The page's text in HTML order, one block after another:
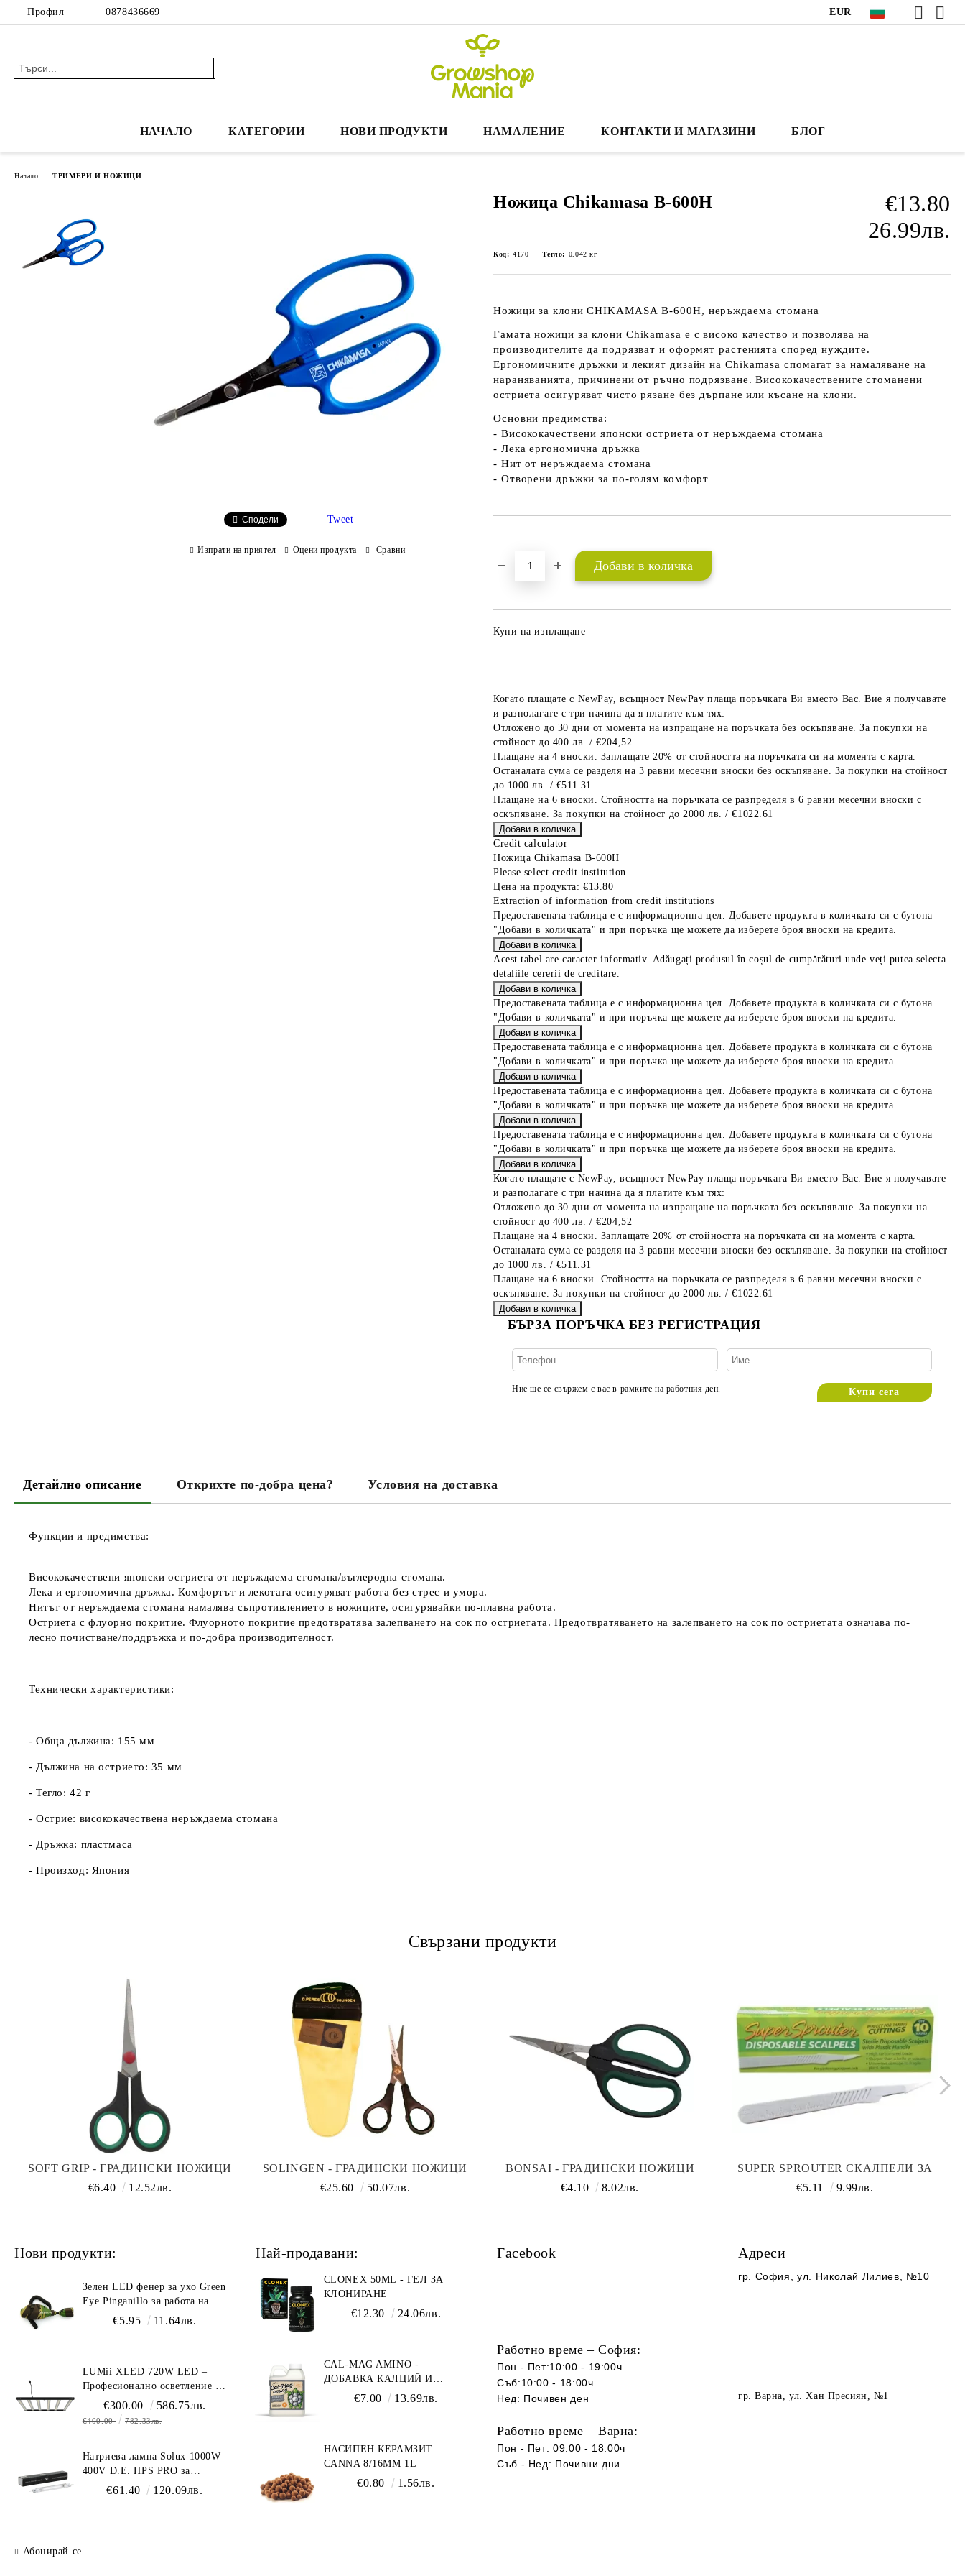
Профил 0878436669 EUR
НАЧАЛО КАТЕГОРИИ НОВИ ПРОДУКТИ НАМАЛЕНИЕ КОНТАКТИ И МАГАЗИНИ БЛОГ
Начало ТРИМЕРИ И НОЖИЦИ
Ножица Chikamasa B-600H
€13.80
26.99лв.
Код: 4170 Тегло: 0.042 кг
Ножици за клониCHIKAMASA B-600H​, неръждаема стомана
Гамата ножици за клони Chikamasa е с високо качество и позволява на
производителите да подрязват и оформят растенията според нуждите.
Ергономичните дръжки и лекият дизайн на Chikamasaспомагат за намаляване на
нараняванията, причинени от ръчно подрязване. Висококачествените стоманени
остриета осигуряват чисто рязане без дърпане или късане на клони.
Основни предимства:
- Висококачествени японски остриета от неръждаема стомана
- Лека ергономична дръжка
- Нит от неръждаема стомана
- Отворени дръжки за по-голям комфорт
Купи на изплащане
Когато плащате с NewPay, всъщност NewPay плаща поръчката Ви вместо Вас. Вие я получавате
и разполагате с три начина да я платите към тях:
Отложено до 30 дни от момента на изпращане на поръчката без оскъпяване. За покупки на
стойност до 400 лв. / €204,52
Плащане на 4 вноски. Заплащате 20% от стойността на поръчката си на момента с карта.
Останалата сума се разделя на 3 равни месечни вноски без оскъпяване. За покупки на стойност
до 1000 лв. / €511.31
Плащане на 6 вноски. Стойността на поръчката се разпределя в 6 равни месечни вноски с
оскъпяване. За покупки на стойност до 2000 лв. / €1022.61
Credit calculator
Ножица Chikamasa B-600H
Please select credit institution
Цена на продукта: €13.80
Extraction of information from credit institutions
Предоставената таблица е с информационна цел. Добавете продукта в количката си с бутона
"Добави в количката" и при поръчка ще можете да изберете броя вноски на кредита.
Acest tabel are caracter informativ. Adăugați produsul în coșul de cumpărături unde veți putea selecta
detaliile cererii de creditare.
Предоставената таблица е с информационна цел. Добавете продукта в количката си с бутона
"Добави в количката" и при поръчка ще можете да изберете броя вноски на кредита.
Предоставената таблица е с информационна цел. Добавете продукта в количката си с бутона
"Добави в количката" и при поръчка ще можете да изберете броя вноски на кредита.
Предоставената таблица е с информационна цел. Добавете продукта в количката си с бутона
"Добави в количката" и при поръчка ще можете да изберете броя вноски на кредита.
Предоставената таблица е с информационна цел. Добавете продукта в количката си с бутона
"Добави в количката" и при поръчка ще можете да изберете броя вноски на кредита.
Когато плащате с NewPay, всъщност NewPay плаща поръчката Ви вместо Вас. Вие я получавате
и разполагате с три начина да я платите към тях:
Отложено до 30 дни от момента на изпращане на поръчката без оскъпяване. За покупки на
стойност до 400 лв. / €204,52
Плащане на 4 вноски. Заплащате 20% от стойността на поръчката си на момента с карта.
Останалата сума се разделя на 3 равни месечни вноски без оскъпяване. За покупки на стойност
до 1000 лв. / €511.31
Плащане на 6 вноски. Стойността на поръчката се разпределя в 6 равни месечни вноски с
оскъпяване. За покупки на стойност до 2000 лв. / €1022.61
БЪРЗА ПОРЪЧКА БЕЗ РЕГИСТРАЦИЯ
Ние ще се свържем с вас в рамките на работния ден.
Сподели Tweet
Изпрати на приятел Оцени продукта Сравни
Детайлно описание Открихте по-добра цена? Условия на доставка
Функции и предимства:
Висококачествени японски остриета от неръждаема стомана/въглеродна стомана.
Лека и ергономична дръжка. Комфортът и лекотата осигуряват работа без стрес и умора.
Нитът от неръждаема стомана намалява съпротивлението в ножиците, осигурявайки по-плавна работа.
Остриета с флуорно покритие. Флуорното покритие предотвратява залепването на сок по остриетата. Предотвратяването на залепването на сок по остриетата означава по-
лесно почистване/поддръжка и по-добра производителност.
Технически характеристики:
- Обща дължина: 155 мм
- Дължина на острието: 35 мм
- Тегло: 42 г
- Острие: висококачествена неръждаема стомана
- Дръжка: пластмаса
- Произход: Япония
Свързани продукти
SOFT GRIP - ГРАДИНСКИ НОЖИЦИ
€6.40
12.52лв.
SOLINGEN - ГРАДИНСКИ НОЖИЦИ
€25.60
50.07лв.
BONSAI - ГРАДИНСКИ НОЖИЦИ
15СМ
€4.10 8.02лв.
SUPER SPROUTER СКАЛПЕЛИ ЗА
ЕДНОКРАТНА УПОТРЕБА (10БР) - ЗА
€5.11 9.99лв.
Нови продукти:
Зелен LED фенер за ухо Green
Eye Pinganillo за работа на
тъмно в гроурум
€5.95 11.64лв.
LUMii XLED 720W LED –
Професионално осветление с
пълен спектър (1700 µmol/s)
€300.00 586.75лв.
€400.00 782.33лв.
Натриева лампа Solux 1000W
400V D.E. HPS PRO за
професионално осветление
€61.40 120.09лв.
Абонирай се
Най-продавани:
CLONEX 50ML - ГЕЛ ЗА
КЛОНИРАНЕ
€12.30 24.06лв.
CAL-MAG AMINO -
ДОБАВКА КАЛЦИЙ И
МАГНЕЗИЙ
€7.00 13.69лв.
НАСИПЕН КЕРАМЗИТ
CANNA 8/16ММ 1L
€0.80 1.56лв.
Facebook
Работно време – София:
Пон - Пет:10:00 - 19:00ч
Съб:10:00 - 18:00ч
Нед: Почивен ден
Работно време – Варна:
Пон - Пет: 09:00 - 18:00ч
Съб - Нед: Почивни дни
Адреси
гр. София , ул. Николай Лилиев, №10
гр. Варна, ул. Хан Пресиян, №1